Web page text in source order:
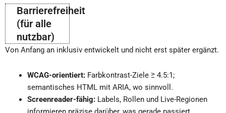
Barrierefreiheit
(für alle
nutzbar)
Von Anfang an inklusiv entwickelt und nicht erst später ergänzt.
WCAG-orientiert:Farbkontrast-Ziele ≥ 4.5:1;
semantisches HTML mit ARIA, wo sinnvoll.
Screenreader-fähig:Labels, Rollen und Live-Regionen